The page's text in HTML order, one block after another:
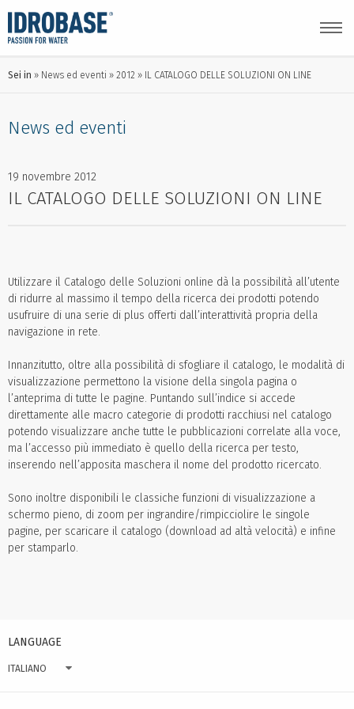
Sei in News ed eventi 2012 IL CATALOGO DELLE SOLUZIONI ON LINE
News ed eventi
19 novembre 2012
IL CATALOGO DELLE SOLUZIONI ON LINE
Utilizzare il Catalogo delle Soluzioni online dà la possibilità all’utente
di ridurre al massimo il tempo della ricerca dei prodotti potendo
usufruire di una serie di plus offerti dall’interattività propria della
navigazione in rete.
Innanzitutto, oltre alla possibilità di sfogliare il catalogo, le modalità di
visualizzazione permettono la visione della singola pagina o
l’anteprima di tutte le pagine. Puntando sull’indice si accede
direttamente alle macro categorie di prodotti racchiusi nel catalogo
potendo visualizzare anche tutte le pubblicazioni correlate alla voce,
ma l’accesso più immediato è quello della ricerca per testo,
inserendo nell’apposita maschera il nome del prodotto ricercato.
Sono inoltre disponibili le classiche funzioni di visualizzazione a
schermo pieno, di zoom per ingrandire/rimpicciolire le singole
pagine, per scaricare il catalogo (download ad altà velocità) e infine
per stamparlo.
LANGUAGE
ITALIANO